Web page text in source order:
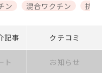
ン 混合ワクチン 抗
記事 クチコミ
ト お知らせ